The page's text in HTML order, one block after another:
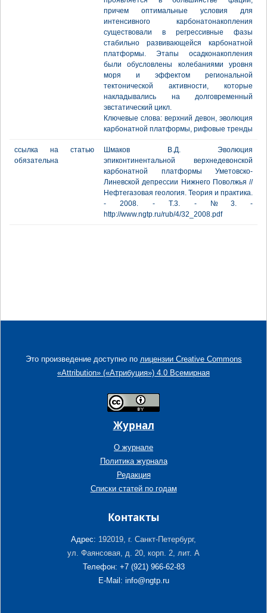
причем оптимальные условия для
интенсивного карбонатонакопления
существовали в регрессивные фазы
стабильно развивающейся карбонатной
платформы. Этапы осадконакопления
были обусловлены колебаниями уровня
моря и эффектом региональной
тектонической активности, которые
накладывались на долговременный
эвстатический цикл.
Ключевые слова: верхний девон, эволюция
карбонатной платформы, рифовые тренды
ссылка на статью
обязательна
Шмаков В.Д. Эволюция
эпиконтинентальной верхнедевонской
карбонатной платформы Уметовско-
Линевской депрессии Нижнего Поволжья //
Нефтегазовая геология. Теория и практика.
- 2008. - Т.3. - №3. -
http://www.ngtp.ru/rub/4/32_2008.pdf
Это произведение доступно по лицензии Creative Commons
«Attribution» («Атрибуция») 4.0 Всемирная
Журнал
О журнале
Политика журнала
Редакция
Списки статей по годам
Контакты
Адрес: 192019, г. Санкт-Петербург,
ул. Фаянсовая, д. 20, корп. 2, лит. А
Телефон: +7 (921) 966-62-83
E-Mail: info@ngtp.ru